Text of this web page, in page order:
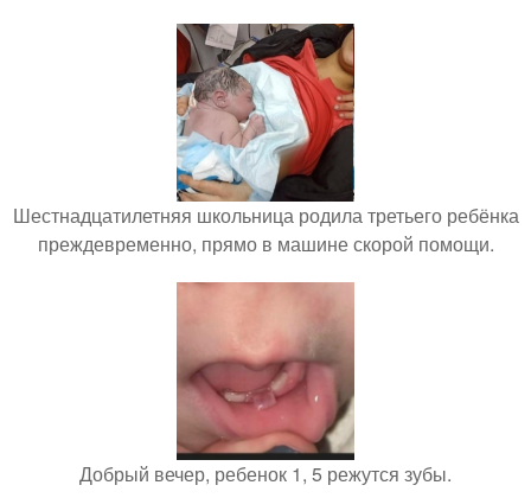
Шестнадцатилетняя школьница родила третьего ребёнка
преждевременно, прямо в машине скорой помощи.
Добрый вечер, ребенок 1, 5 режутся зубы.